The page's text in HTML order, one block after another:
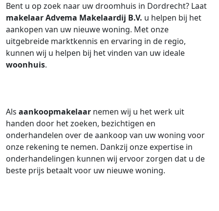
Bent u op zoek naar uw droomhuis in Dordrecht? Laat
makelaarAdvema Makelaardij B.V. u helpen bij het
aankopen van uw nieuwe woning. Met onze
uitgebreide marktkennis en ervaring in de regio,
kunnen wij u helpen bij het vinden van uw ideale
woonhuis.
Als aankoopmakelaar nemen wij u het werk uit
handen door het zoeken, bezichtigen en
onderhandelen over de aankoop van uw woning voor
onze rekening te nemen. Dankzij onze expertise in
onderhandelingen kunnen wij ervoor zorgen dat u de
beste prijs betaalt voor uw nieuwe woning.